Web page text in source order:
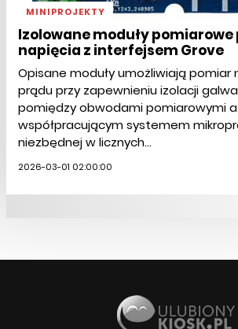
MINIPROJEKTY
Izolowane moduły pomiarowe
napięcia z interfejsem Grove
Opisane moduły umożliwiają pomiar
prądu przy zapewnieniu izolacji
pomiędzy obwodami pomiarowymi a
współpracującym systemem
niezbędnej w licznych...
2026-03-01 02:00:00